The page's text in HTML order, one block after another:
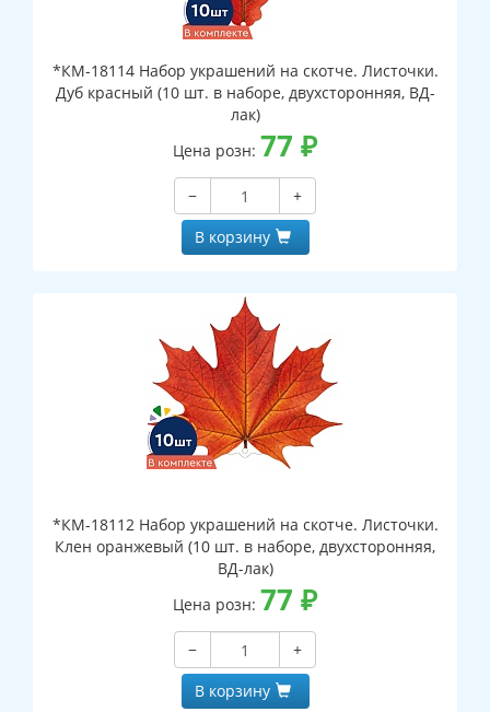
*КМ-18114 Набор украшений на скотче. Листочки.
Дуб красный (10 шт. в наборе, двухсторонняя, ВД-
лак)
Цена розн: 77 ₽
−
+
В корзину
*КМ-18112 Набор украшений на скотче. Листочки.
Клен оранжевый (10 шт. в наборе, двухсторонняя,
ВД-лак)
Цена розн: 77 ₽
−
+
В корзину